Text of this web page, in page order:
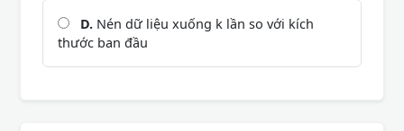
D. Nén dữ liệu xuống k lần so với kích
thước ban đầu